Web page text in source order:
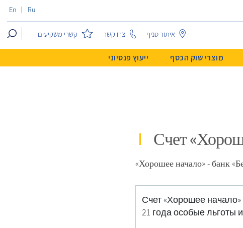
Ru
En
איתור סניף צרו קשר קשרי משקיעים
מוצרי שוק הכסף
ייעוץ פנסיוני
Счет
«Хорошее начало» - банк
Счет «Хорошее начало»
21 года особые льготы